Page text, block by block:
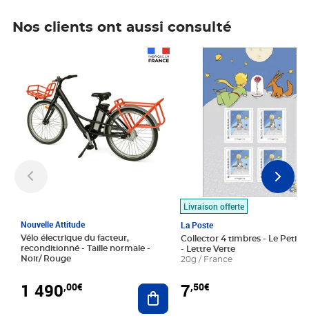
Nos clients ont aussi consulté
Nouvelle Attitude
Vélo électrique du facteur,
reconditionné - Taille normale -
Noir/ Rouge
1 490,00€ Ajouter au panier
Livraison offerte
La Poste
Collector 4 timbres - Le Petit
- Lettre Verte
20g / France
7,50€
Prix 7,50€